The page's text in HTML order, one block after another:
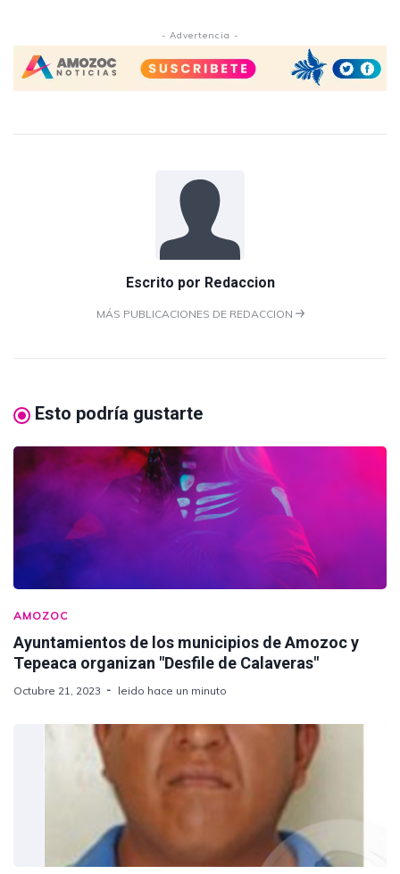
- Advertencia -
Escrito por Redaccion
MÁS PUBLICACIONES DE REDACCION
Esto podría gustarte
AMOZOC
Ayuntamientos de los municipios de Amozoc y
Tepeaca organizan "Desfile de Calaveras"
Octubre 21, 2023 leido hace un minuto